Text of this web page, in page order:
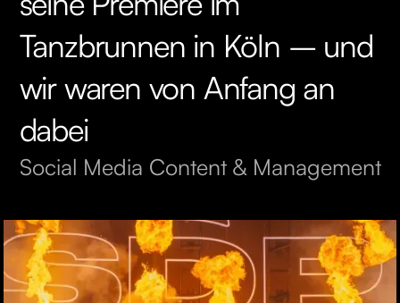
Tanzbrunnen in Köln – und
wir waren von Anfang an
dabei
Social Media Content & Management